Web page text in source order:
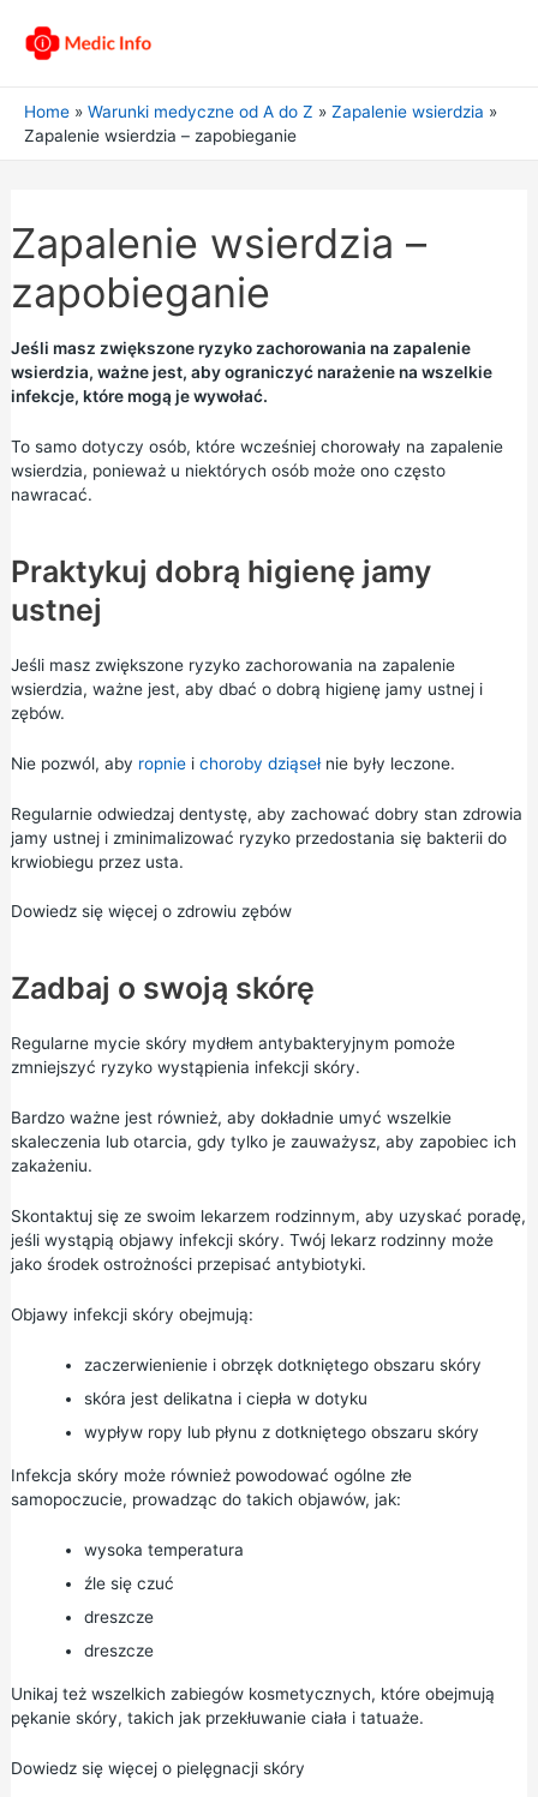
Home Warunki medyczne od A do Z
Zapalenie wsierdzia
Zapalenie wsierdzia – zapobieganie
Zapalenie wsierdzia –
zapobieganie
Jeśli masz zwiększone ryzyko zachorowania na zapalenie
wsierdzia, ważne jest, aby ograniczyć narażenie na wszelkie
infekcje, które mogą je wywołać.
To samo dotyczy osób, które wcześniej chorowały na zapalenie
wsierdzia, ponieważ u niektórych osób może ono często
nawracać.
Praktykuj dobrą higienę jamy
ustnej
Jeśli masz zwiększone ryzyko zachorowania na zapalenie
wsierdzia, ważne jest, aby dbać o dobrą higienę jamy ustnej i
zębów.
Nie pozwól, aby ropniei choroby dziąsełnie były leczone.
Regularnie odwiedzaj dentystę, aby zachować dobry stan zdrowia
jamy ustnej i zminimalizować ryzyko przedostania się bakterii do
krwiobiegu przez usta.
Dowiedz się więcej o zdrowiu zębów
Zadbaj o swoją skórę
Regularne mycie skóry mydłem antybakteryjnym pomoże
zmniejszyć ryzyko wystąpienia infekcji skóry.
Bardzo ważne jest również, aby dokładnie umyć wszelkie
skaleczenia lub otarcia, gdy tylko je zauważysz, aby zapobiec ich
zakażeniu.
Skontaktuj się ze swoim lekarzem rodzinnym, aby uzyskać poradę,
jeśli wystąpią objawy infekcji skóry. Twój lekarz rodzinny może
jako środek ostrożności przepisać antybiotyki.
Objawy infekcji skóry obejmują:
zaczerwienienie i obrzęk dotkniętego obszaru skóry
skóra jest delikatna i ciepła w dotyku
wypływ ropy lub płynu z dotkniętego obszaru skóry
Infekcja skóry może również powodować ogólne złe
samopoczucie, prowadząc do takich objawów, jak:
wysoka temperatura
źle się czuć
dreszcze
dreszcze
Unikaj też wszelkich zabiegów kosmetycznych, które obejmują
pękanie skóry, takich jak przekłuwanie ciała i tatuaże.
Dowiedz się więcej o pielęgnacji skóry